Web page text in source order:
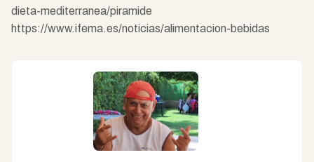
dieta-mediterranea/piramide
https://www.ifema.es/noticias/alimentacion-bebidas